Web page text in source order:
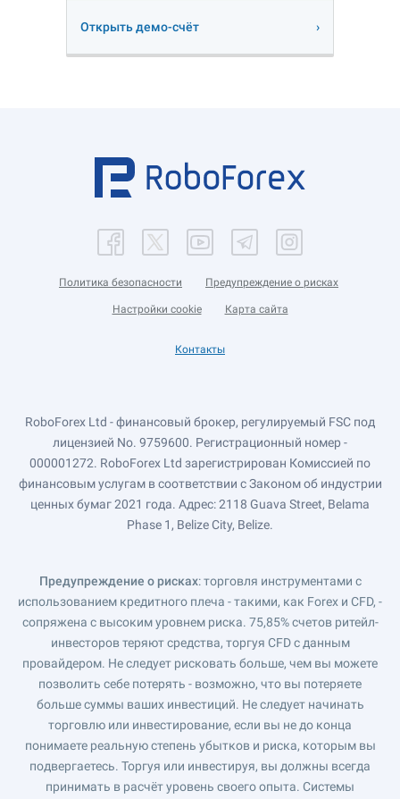
Открыть демо-счёт
Политика безопасности Предупреждение о рисках
Настройки cookie Карта сайта
Контакты
RoboForex Ltd - финансовый брокер, регулируемый FSC под
лицензией No. 9759600. Регистрационный номер -
000001272. RoboForex Ltd зарегистрирован Комиссией по
финансовым услугам в соответствии с Законом об индустрии
ценных бумаг 2021 года. Адрес: 2118 Guava Street, Belama
Phase 1, Belize City, Belize.
Предупреждение о рисках: торговля инструментами с
использованием кредитного плеча - такими, как Forex и CFD, -
сопряжена с высоким уровнем риска. 75,85% счетов ритейл-
инвесторов теряют средства, торгуя CFD с данным
провайдером. Не следует рисковать больше, чем вы можете
позволить себе потерять - возможно, что вы потеряете
больше суммы ваших инвестиций. Не следует начинать
торговлю или инвестирование, если вы не до конца
понимаете реальную степень убытков и риска, которым вы
подвергаетесь. Торгуя или инвестируя, вы должны всегда
принимать в расчёт уровень своего опыта. Системы